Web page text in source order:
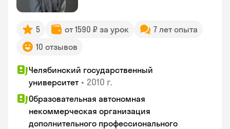
5 от 1590 ₽ за урок
7 лет опыта
10 отзывов
Челябинский государственный
университет • 2010 г.
Образовательная автономная
некоммерческая организация
дополнительного профессионального